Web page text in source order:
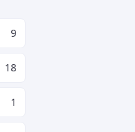
9
18
1